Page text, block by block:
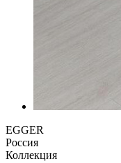
EGGER
Россия
Коллекция